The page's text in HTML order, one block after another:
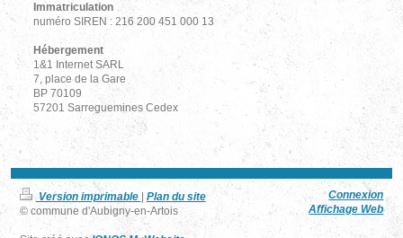
Immatriculation
numéro SIREN : 216 200 451 000 13
Hébergement
1&1 Internet SARL
7, place de la Gare
BP 70109
57201 Sarreguemines Cedex
Version imprimable | Plan du site
© commune d'Aubigny-en-Artois
Connexion
Affichage Web